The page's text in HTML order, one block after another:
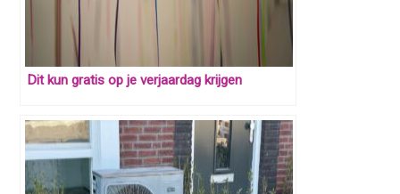
Dit kun gratis op je verjaardag krijgen